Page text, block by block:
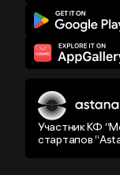
Участник КФ
стартапов